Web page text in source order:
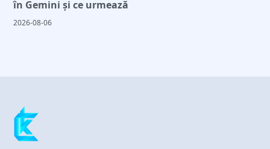
în Gemini și ce urmează
2026-08-06